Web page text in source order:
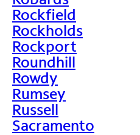
Rockfield
Rockholds
Rockport
Roundhill
Rowdy
Rumsey
Russell
Sacramento